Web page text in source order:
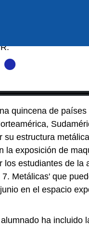
de una quincena de países
quincena de
su estructura
la exposición de
los estudiantes de la
7. Metálicas' que
en el espacio
ha incluido